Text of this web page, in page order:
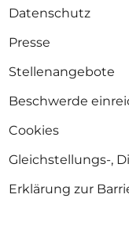
Datenschutz
Presse
Stellenangebote
Beschwerde
Cookies
Gleichstellungs-,
Erklärung zur